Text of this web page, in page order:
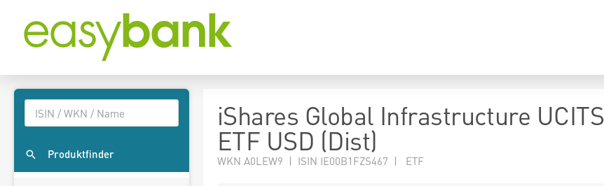
Produktfinder
iShares Global Infrastructure UCITS
ETF USD (Dist)
WKN A0LEW9 | ISIN IE00B1FZS467 | ETF